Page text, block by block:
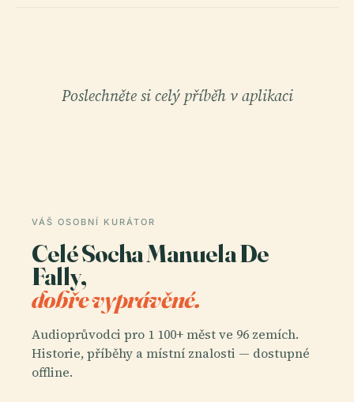
Poslechněte si celý příběh v aplikaci
VÁŠ OSOBNÍ KURÁTOR
Celé Socha Manuela De
Fally,
dobře vyprávěné.
Audioprůvodci pro 1 100+ měst ve 96 zemích.
Historie, příběhy a místní znalosti — dostupné
offline.